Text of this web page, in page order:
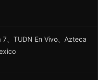
、TUDN En Vivo、Azteca